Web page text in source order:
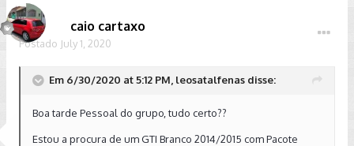
caio cartaxo
Postado July 1, 2020
Em 6/30/2020 at 5:12 PM, leosatalfenas disse:
Boa tarde Pessoal do grupo, tudo certo??
Estou a procura de um GTI Branco 2014/2015 com Pacote